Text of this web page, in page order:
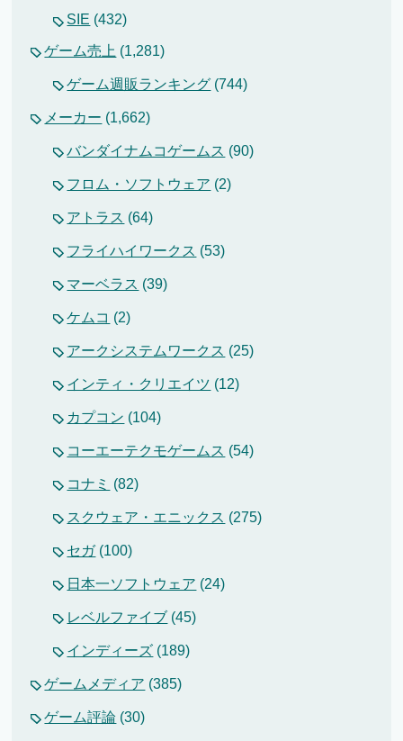
SIE (432)
ゲーム売上 (1,281)
ゲーム週販ランキング (744)
メーカー (1,662)
バンダイナムコゲームス (90)
フロム・ソフトウェア (2)
アトラス (64)
フライハイワークス (53)
マーベラス (39)
ケムコ (2)
アークシステムワークス (25)
インティ・クリエイツ (12)
カプコン (104)
コーエーテクモゲームス (54)
コナミ (82)
スクウェア・エニックス (275)
セガ(100)
日本一ソフトウェア (24)
レベルファイブ (45)
インディーズ (189)
ゲームメディア (385)
ゲーム評論 (30)